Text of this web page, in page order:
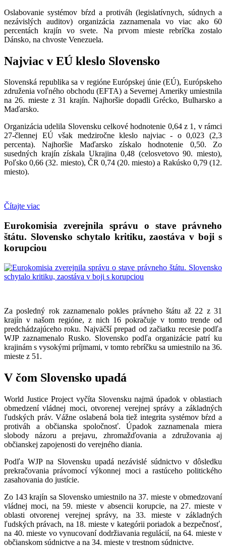
Oslabovanie systémov bŕzd a protiváh (legislatívnych, súdnych a
nezávislých auditov) organizácia zaznamenala vo viac ako 60
percentách krajín vo svete. Na prvom mieste rebríčka zostalo
Dánsko, na chvoste Venezuela.
Najviac v EÚ kleslo Slovensko
Slovenská republika sa v regióne Európskej únie (EÚ), Európskeho
združenia voľného obchodu (EFTA) a Severnej Ameriky umiestnila
na 26. mieste z 31 krajín. Najhoršie dopadli Grécko, Bulharsko a
Maďarsko.
Organizácia udelila Slovensku celkové hodnotenie 0,64 z 1, v rámci
27-člennej EÚ však medziročne kleslo najviac - o 0,023 (2,3
percenta). Najhoršie Maďarsko získalo hodnotenie 0,50. Zo
susedných krajín získala Ukrajina 0,48 (celosvetovo 90. miesto),
Poľsko 0,66 (32. miesto), ČR 0,74 (20. miesto) a Rakúsko 0,79 (12.
miesto).
Čítajte viac
Eurokomisia zverejnila správu o stave právneho
štátu. Slovensko schytalo kritiku, zaostáva v boji s
korupciou
Za posledný rok zaznamenalo pokles právneho štátu až 22 z 31
krajín v našom regióne, z nich 16 pokračuje v tomto trende od
predchádzajúceho roku. Najväčší prepad od začiatku recesie podľa
WJP zaznamenalo Rusko. Slovensko podľa organizácie patrí ku
krajinám s vysokými príjmami, v tomto rebríčku sa umiestnilo na 36.
mieste z 51.
V čom Slovensko upadá
World Justice Project vyčíta Slovensku najmä úpadok v oblastiach
obmedzení vládnej moci, otvorenej verejnej správy a základných
ľudských práv. Vážne oslabená bola tiež integrita systémov bŕzd a
protiváh a občianska spoločnosť. Úpadok zaznamenala miera
slobody názoru a prejavu, zhromažďovania a združovania aj
občianskej zapojenosti do verejného diania.
Podľa WJP na Slovensku upadá nezávislé súdnictvo v dôsledku
prekračovania právomocí výkonnej moci a rastúceho politického
zasahovania do justície.
Zo 143 krajín sa Slovensko umiestnilo na 37. mieste v obmedzovaní
vládnej moci, na 59. mieste v absencii korupcie, na 27. mieste v
oblasti otvorenej verejnej správy, na 33. mieste v základných
ľudských právach, na 18. mieste v kategórii poriadok a bezpečnosť,
na 40. mieste vo vynucovaní dodržiavania regulácií, na 64. mieste v
občianskom súdnictve a na 34. mieste v trestnom súdnictve.